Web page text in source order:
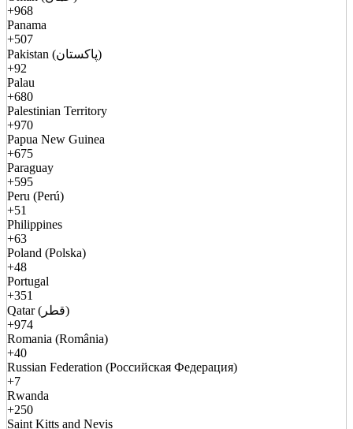
+968
Panama
+507
Pakistan (پاکستان)
+92
Palau
+680
Palestinian Territory
+970
Papua New Guinea
+675
Paraguay
+595
Peru (Perú)
+51
Philippines
+63
Poland (Polska)
+48
Portugal
+351
Qatar (قطر)
+974
Romania (România)
+40
Russian Federation (Российская Федерация)
+7
Rwanda
+250
Saint Kitts and Nevis